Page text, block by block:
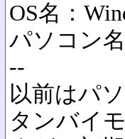
OS名：
パソコン
--
以前はパ
タンバイ